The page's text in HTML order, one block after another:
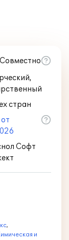
стран
от
Софт
,
и